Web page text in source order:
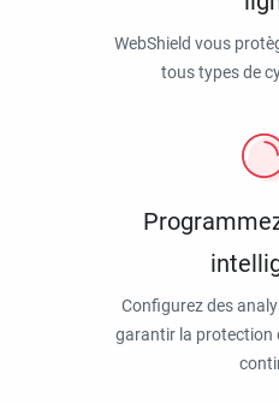
WebShield vous
tous types de
Configurez des
garantir la protection